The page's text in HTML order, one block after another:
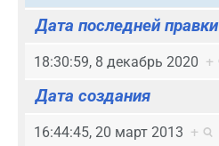
Дата последней правки
18:30:59, 8 декабрь 2020 +
Дата создания
16:44:45, 20 март 2013 +